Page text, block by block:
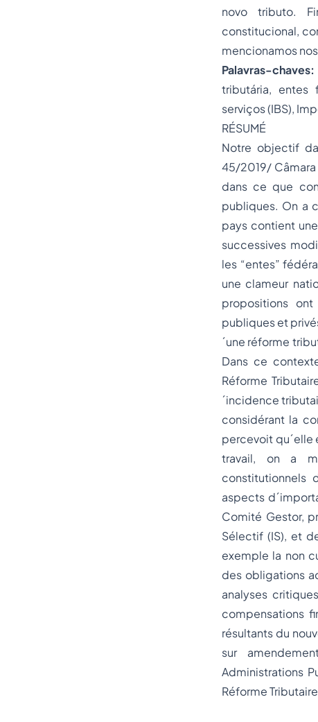
novo tributo.
constitucional,
mencionamos
Palavras-chaves:
tributária, entes
serviços (IBS),
RÉSUMÉ
Notre objectif
45/2019/
dans ce que
publiques. On a
pays contient
successives
les “entes”
une clameur
propositions
publiques et
´une réforme
Dans ce
Réforme
´incidence
considérant la
percevoit qu´elle
travail, on a
constitutionnels
aspects
Comité Gestor,
Sélectif (IS), et
exemple la non
des obligations
analyses
compensations
résultants du
sur
Administrations
Réforme